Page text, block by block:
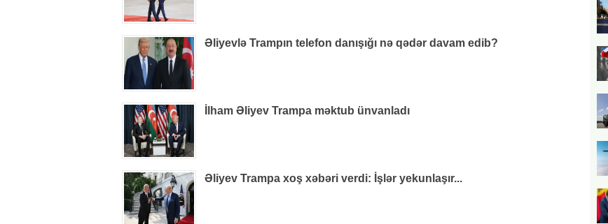
Əliyevlə Trampın telefon danışığı nə qədər davam edib?
İlham Əliyev Trampa məktub ünvanladı
Əliyev Trampa xoş xəbəri verdi: İşlər yekunlaşır...